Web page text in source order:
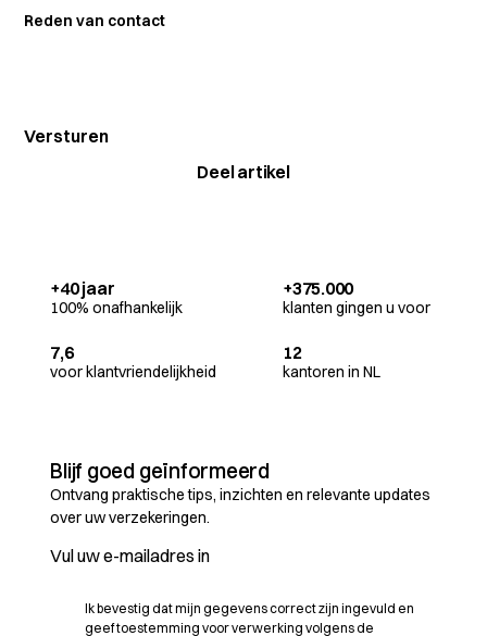
Reden van contact
Deel artikel
+40 jaar
100% onafhankelijk
+375.000
klanten gingen u voor
7,6
voor klantvriendelijkheid
12
kantoren in NL
Blijf goed geïnformeerd
Ontvang praktische tips, inzichten en relevante updates
over uw verzekeringen.
Ik bevestig dat mijn gegevens correct zijn ingevuld en
geef toestemming voor verwerking volgens de